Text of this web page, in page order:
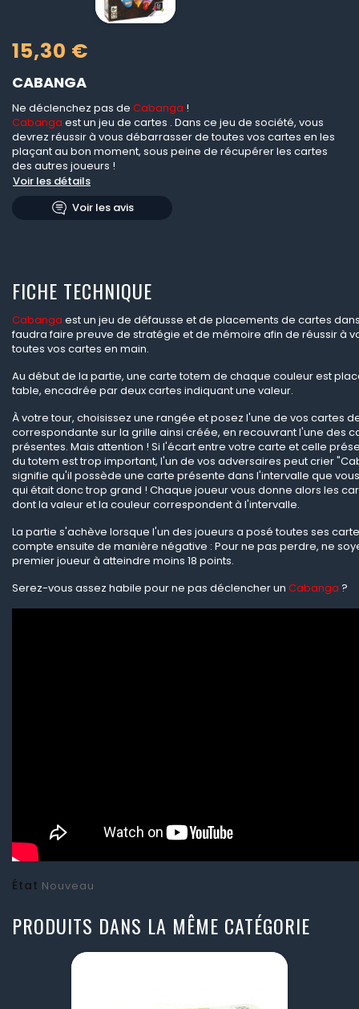
15,30 €
CABANGA
Ne déclenchez pas de Cabanga !
Cabanga est un jeu de cartes . Dans ce jeu de société, vous
devrez réussir à vous débarrasser de toutes vos cartes en les
plaçant au bon moment, sous peine de récupérer les cartes
des autres joueurs !
Voir les détails
Voir les avis
FICHE TECHNIQUE
Cabanga est un jeu de défausse et de placements de cartes
faudra faire preuve de stratégie et de mémoire afin de réussir à
toutes vos cartes en main.
Au début de la partie, une carte totem de chaque couleur est
table, encadrée par deux cartes indiquant une valeur.
À votre tour, choisissez une rangée et posez l'une de vos cartes
correspondante sur la grille ainsi créée, en recouvrant l'une des
présentes. Mais attention ! Si l'écart entre votre carte et celle
du totem est trop important, l'un de vos adversaires peut crier
signifie qu'il possède une carte présente dans l'intervalle que
qui était donc trop grand ! Chaque joueur vous donne alors les
dont la valeur et la couleur correspondent à l'intervalle.
La partie s'achève lorsque l'un des joueurs a posé toutes ses
compte ensuite de manière négative : Pour ne pas perdre, ne
premier joueur à atteindre moins 18 points.
Serez-vous assez habile pour ne pas déclencher un Cabanga ?
État Nouveau
PRODUITS DANS LA MÊME CATÉGORIE